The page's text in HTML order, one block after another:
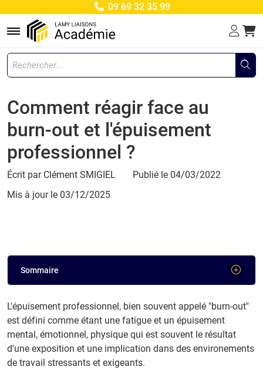
09 69 32 35 99
Menu
Comment réagir face au
burn-out et l'épuisement
professionnel ?
Écrit par Clément SMIGIEL
Publié le 04/03/2022
Mis à jour le 03/12/2025
Sommaire
L'épuisement professionnel, bien souvent appelé "burn-out"
est défini comme étant une fatigue et un épuisement
mental, émotionnel, physique qui est souvent le résultat
d'une exposition et une implication dans des environements
de travail stressants et exigeants.